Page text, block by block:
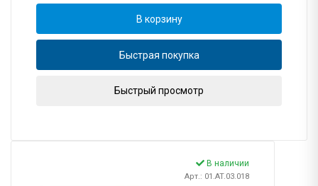
В корзину
Быстрая покупка
Быстрый просмотр
В наличии
Арт.: 01.AT.03.018